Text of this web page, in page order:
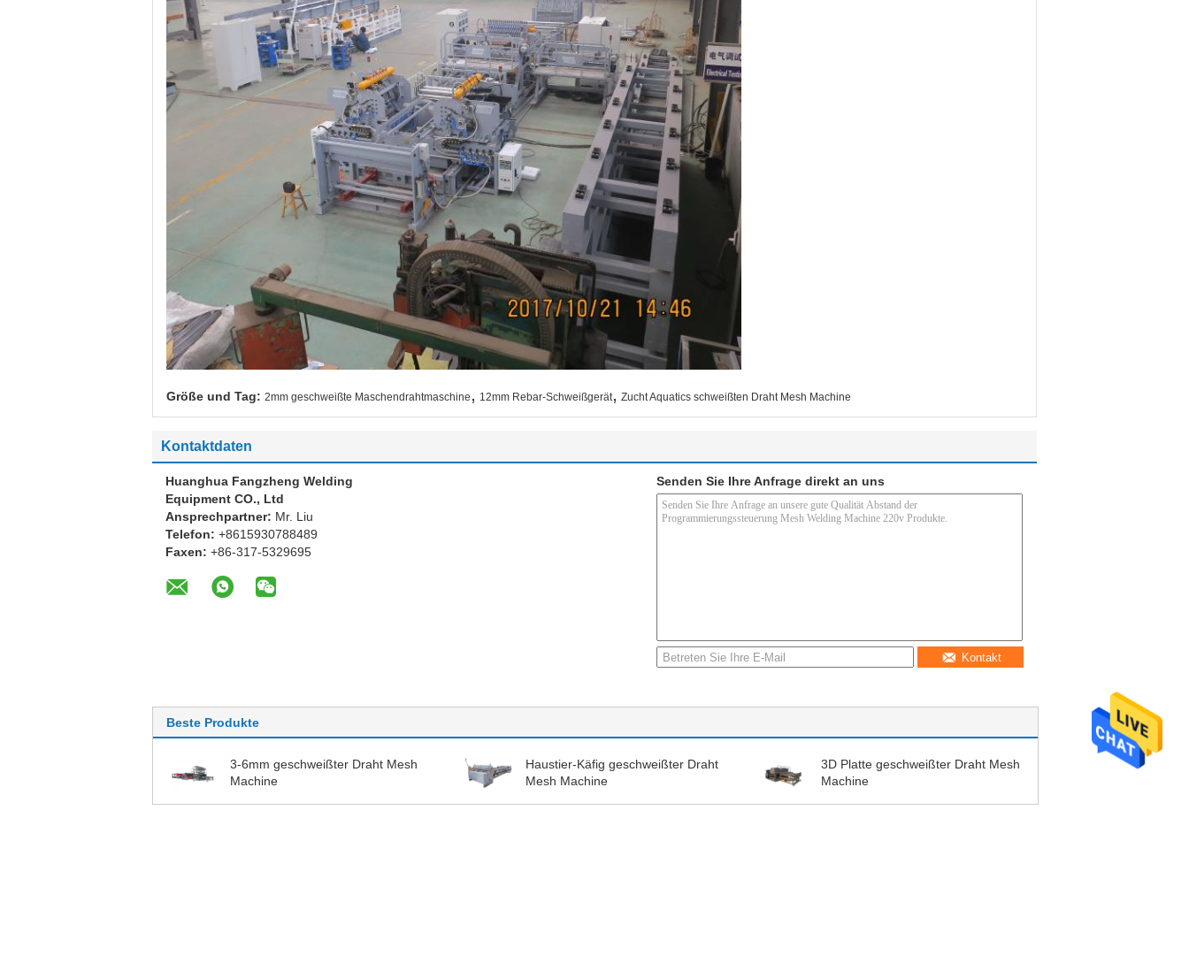
Größe und Tag: 2mm geschweißte Maschendrahtmaschine , 12mm Rebar-Schweißgerät, Zucht Aquatics schweißten Draht Mesh Machine
Kontaktdaten
Huanghua Fangzheng Welding
Equipment CO., Ltd
Ansprechpartner: Mr. Liu
Telefon: +8615930788489
Faxen: +86-317-5329695
Senden Sie Ihre Anfrage direkt an uns
Kontakt
Beste Produkte
3-6mm geschweißter Draht Mesh
Machine
Haustier-Käfig geschweißter Draht
Mesh Machine
3D Platte geschweißter Draht Mesh
Machine